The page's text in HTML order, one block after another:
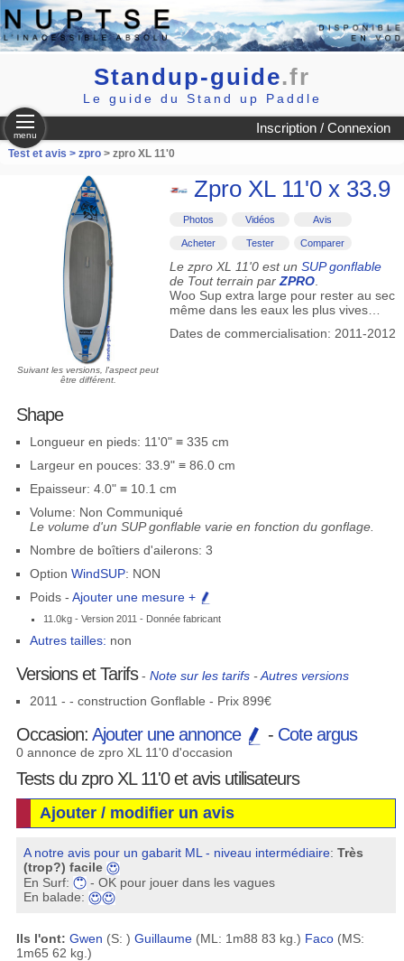
Standup-guide.fr
Le guide du Stand up Paddle
Inscription / Connexion
menu
Test et avis > zpro> zpro XL 11'0
Suivant les versions, l'aspect peut
être différent.
Zpro XL 11'0 x 33.9
Photos Vidéos Avis
Acheter Tester Comparer
Le zpro XL 11'0 est un SUP gonflable
de Tout terrain par ZPRO.
Woo Sup extra large pour rester au sec
même dans les eaux les plus vives…
Dates de commercialisation: 2011-2012
Shape
Longueur en pieds: 11'0" ≡ 335 cm
Largeur en pouces: 33.9" ≡ 86.0 cm
Epaisseur: 4.0" ≡ 10.1 cm
Volume: Non Communiqué
Le volume d'un SUP gonflable varie en fonction du gonflage.
Nombre de boîtiers d'ailerons: 3
Option WindSUP: NON
Poids - Ajouter une mesure +
11.0kg - Version 2011 - Donnée fabricant
Autres tailles: non
Versions et Tarifs- Note sur les tarifs-Autres versions
2011 - - construction Gonflable - Prix 899€
Occasion: Ajouter une annonce - Cote argus
0 annonce de zpro XL 11'0 d'occasion
Tests du zpro XL 11'0 et avis utilisateurs
Ajouter / modifier un avis
A notre avis pour un gabarit ML - niveau intermédiaire:Très
(trop?) facile
En Surf:
- OK pour jouer dans les vagues
En balade:
Ils l'ont: Gwen (S: ) Guillaume(ML: 1m88 83 kg.) Faco(MS:
1m65 62 kg.)